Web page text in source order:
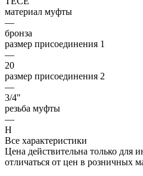
материал муфты
—
бронза
размер присоединения 1
—
20
размер присоединения 2
—
3/4"
резьба муфты
—
Н
Все характеристики
Цена действительна только для
отличаться от цен в розничных